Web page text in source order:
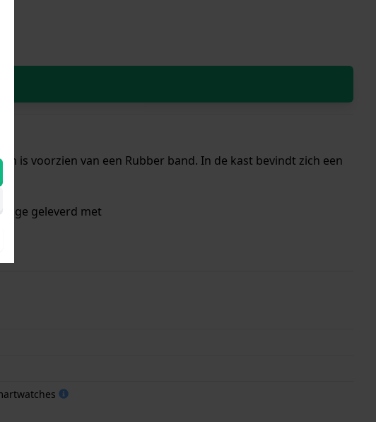
is voorzien van een Rubber band. In de kast bevindt zich een
geleverd met